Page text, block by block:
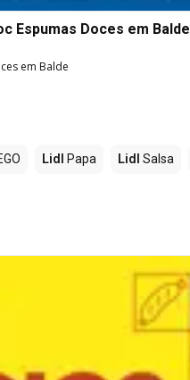
Espumas Doces em Balde
em Balde
Lidl Papa Lidl Salsa